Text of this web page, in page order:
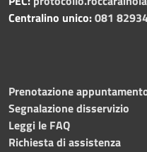
Centralino unico:081
Prenotazione
Segnalazione disservizio
Leggi le FAQ
Richiesta di assistenza